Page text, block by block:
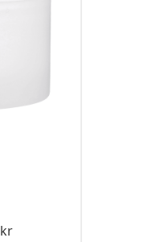
krPrisintervall: